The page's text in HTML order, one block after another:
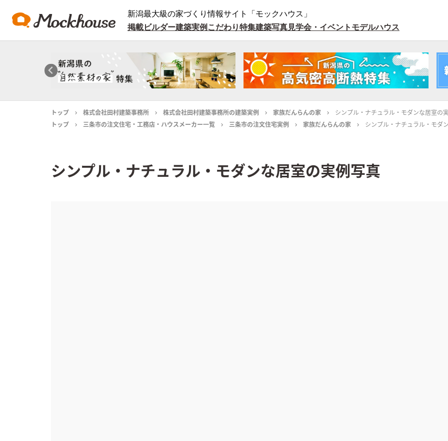
新潟最大級の家づくり情報サイト「モックハウス」
掲載ビルダー建築実例 こだわり特集建築写真見学会・イベント モデルハウス
トップ 株式会社田村建築事務所 株式会社田村建築事務所の建築実例 家族だんらんの家
シンプル・ナチュラル・モダンな居室の
トップ
三条市の注文住宅・工務店・ハウスメーカー一覧 三条市の注文住宅実例 家族だんらんの家 シンプル・ナチュラル・モダ
シンプル・ナチュラル・モダンな居室の実例写真